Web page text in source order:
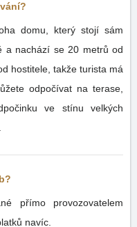
domu, který stojí sám
a nachází se 20 metrů od
hostitele, takže turista má
odpočívat na terase,
ve stínu velkých
přímo provozovatelem
navíc.